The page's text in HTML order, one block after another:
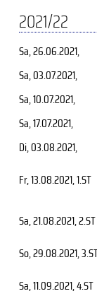
2021/22
Sa, 26.06.2021,
Sa, 03.07.2021,
Sa, 10.07.2021,
Sa, 17.07.2021,
Di, 03.08.2021,
Fr, 13.08.2021, 1.ST
Sa, 21.08.2021, 2.ST
So, 29.08.2021,
Sa, 11.09.2021, 4.ST